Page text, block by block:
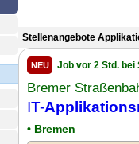
Stellenangebote
NEU Job vor 2 Std. bei
Bremer
IT-
• Bremen